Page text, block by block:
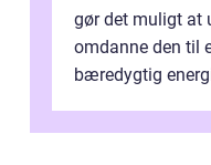
gør det muligt at
omdanne den til
bæredygtig